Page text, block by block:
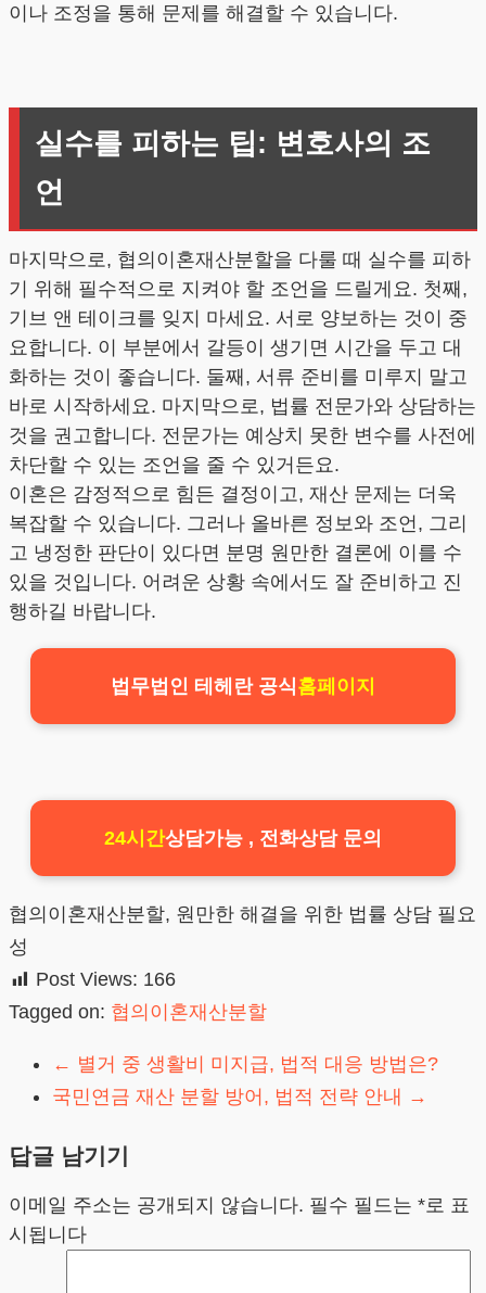
이나 조정을 통해 문제를 해결할 수 있습니다.
실수를 피하는 팁: 변호사의 조
언
마지막으로, 협의이혼재산분할을 다룰 때 실수를 피하
기 위해 필수적으로 지켜야 할 조언을 드릴게요. 첫째,
기브 앤 테이크를 잊지 마세요. 서로 양보하는 것이 중
요합니다. 이 부분에서 갈등이 생기면 시간을 두고 대
화하는 것이 좋습니다. 둘째, 서류 준비를 미루지 말고
바로 시작하세요. 마지막으로, 법률 전문가와 상담하는
것을 권고합니다. 전문가는 예상치 못한 변수를 사전에
차단할 수 있는 조언을 줄 수 있거든요.
이혼은 감정적으로 힘든 결정이고, 재산 문제는 더욱
복잡할 수 있습니다. 그러나 올바른 정보와 조언, 그리
고 냉정한 판단이 있다면 분명 원만한 결론에 이를 수
있을 것입니다. 어려운 상황 속에서도 잘 준비하고 진
행하길 바랍니다.
법무법인 테헤란 공식홈페이지
24시간상담가능 , 전화상담 문의
협의이혼재산분할, 원만한 해결을 위한 법률 상담 필요
성
Post Views: 166
Tagged on: 협의이혼재산분할
← 별거 중 생활비 미지급, 법적 대응 방법은?
국민연금 재산 분할 방어, 법적 전략 안내 →
답글 남기기
이메일 주소는 공개되지 않습니다. 필수 필드는 *로 표
시됩니다